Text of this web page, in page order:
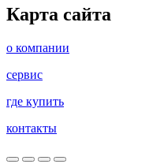
Карта сайта
о компании
сервис
где купить
контакты